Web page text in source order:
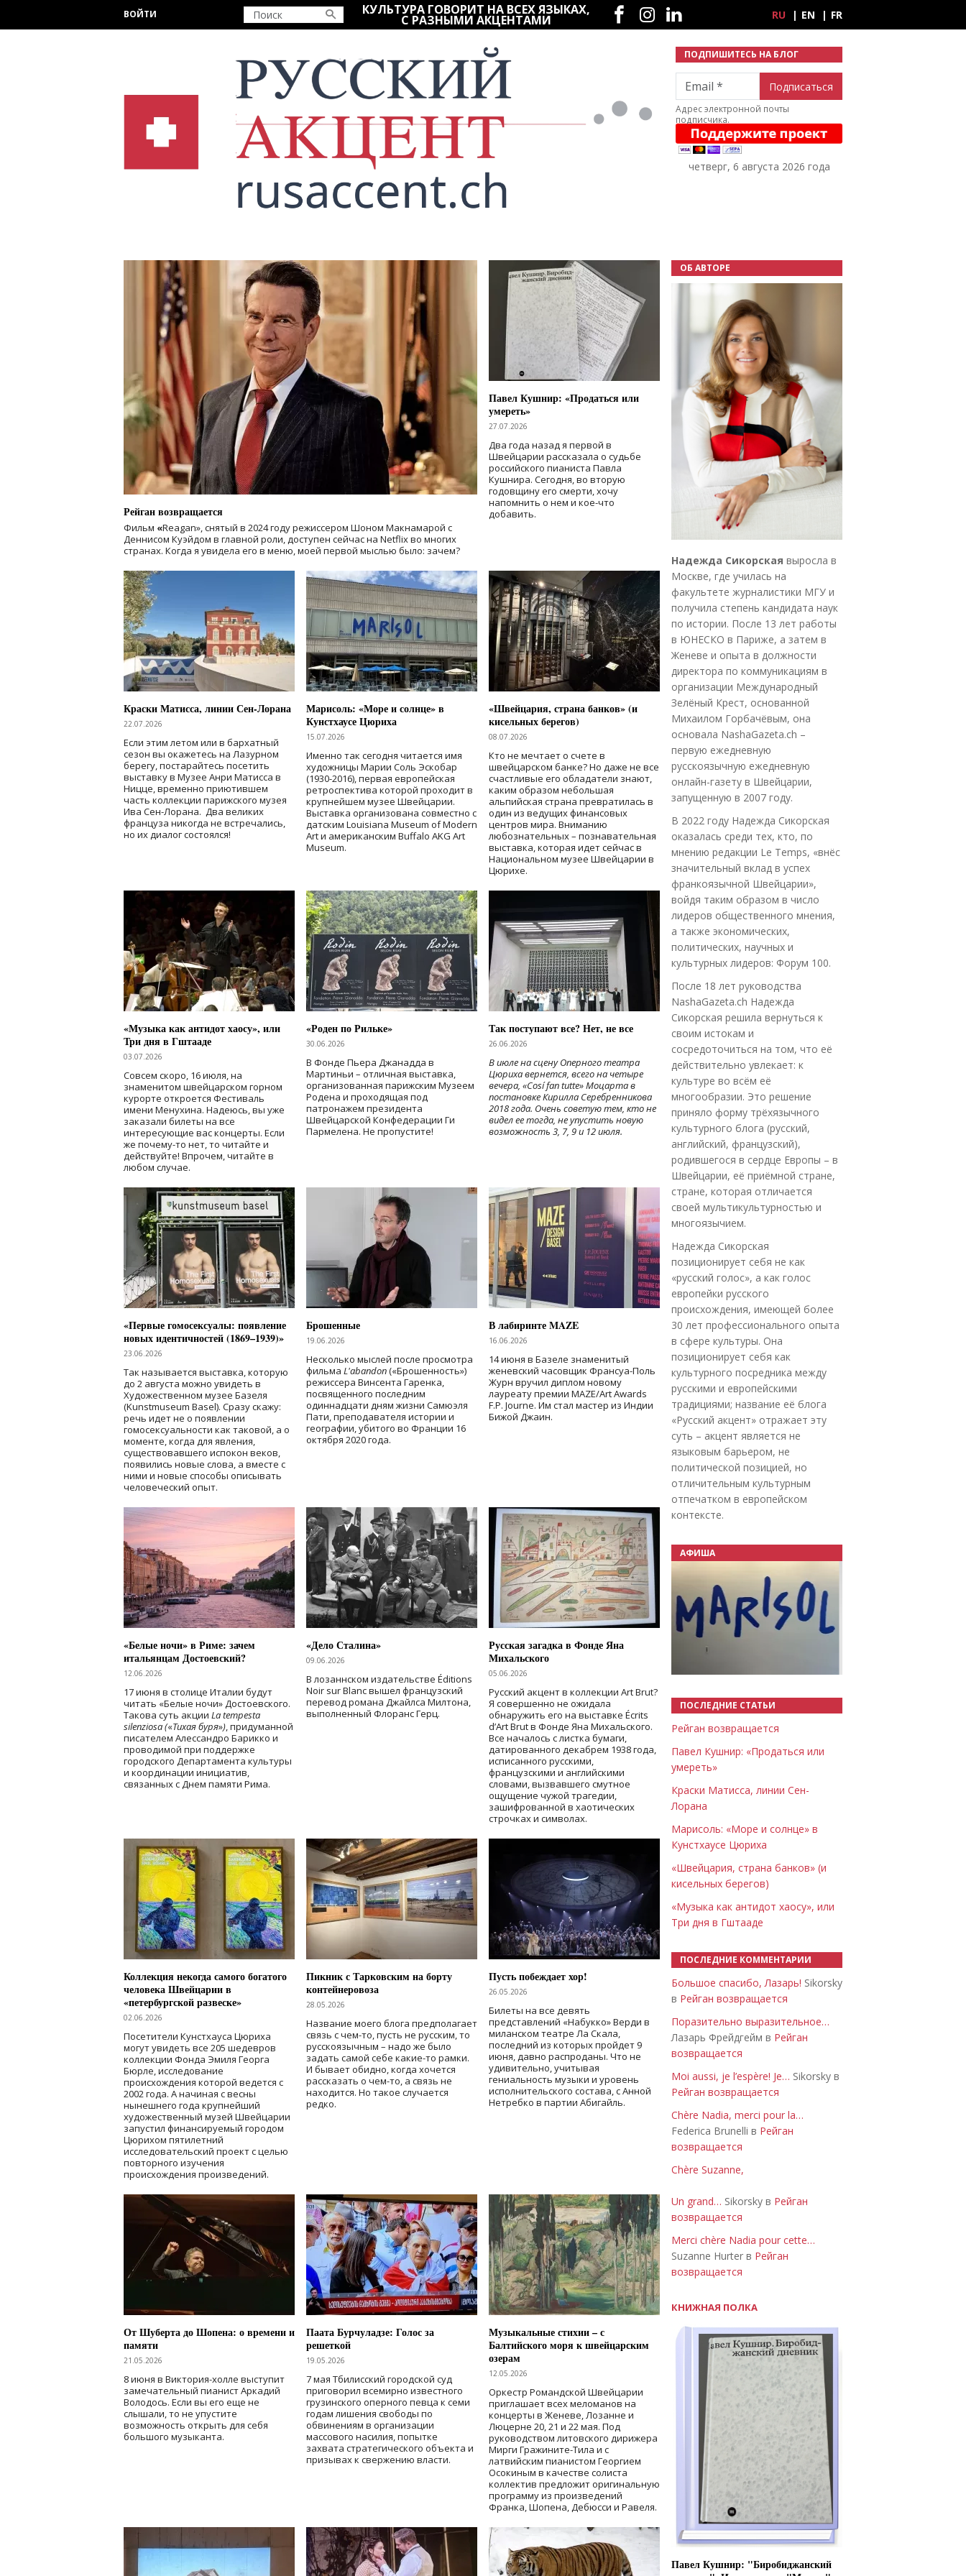
ВОЙТИ КУЛЬТУРА ГОВОРИТ НА ВСЕХ ЯЗЫКАХ,
С РАЗНЫМИ АКЦЕНТАМИ
Социальные сети
RU EN FR
ПОДПИШИТЕСЬ НА БЛОГ
Email
Адрес электронной почты
подписчика.
четверг, 6 августа 2026 года
Рейган возвращается
Фильм «Reagan», снятый в 2024 годурежиссером Шоном Макнамарой с
Деннисом Куэйдом в главной роли, доступен сейчас на Netflix во многих
странах. Когда я увидела его в меню, моей первой мыслью было: зачем?
Павел Кушнир: «Продаться или
умереть»
27.07.2026
Два года назад я первой в
Швейцарии рассказала о судьбе
российского пианиста Павла
Кушнира. Сегодня, во вторую
годовщину его смерти, хочу
напомнить о нем и кое-что
добавить.
Краски Матисса, линии Сен-Лорана
22.07.2026
Если этим летом или в бархатный
сезон вы окажетесь на Лазурном
берегу, постарайтесь посетить
выставку в Музее Анри Матисса в
Ницце, временно приютившем
часть коллекции парижского музея
Ива Сен-Лорана. Два великих
француза никогда не встречались,
но их диалог состоялся!
Марисоль: «Море и солнце» в
Кунстхаусе Цюриха
15.07.2026
Именно так сегодня читается имя
художницы Марии Соль Эскобар
(1930-2016), первая европейская
ретроспектива которой проходит в
крупнейшем музее Швейцарии.
Выставка организована совместно с
датским Louisiana Museum of Modern
Art и американским Buffalo AKG Art
Museum.
«Швейцария, страна банков» (и
кисельных берегов)
08.07.2026
Кто не мечтает о счете в
швейцарском банке? Но даже не все
счастливые его обладатели знают,
каким образом небольшая
альпийская страна превратилась в
один из ведущих финансовых
центров мира. Вниманию
любознательных – познавательная
выставка, которая идет сейчас в
Национальном музее Швейцарии в
Цюрихе.
«Музыка как антидот хаосу», или
Три дня в Гштааде
03.07.2026
Совсем скоро, 16 июля, на
знаменитом швейцарском горном
курорте откроется Фестиваль
имени Менухина. Надеюсь, вы уже
заказали билеты на все
интересующие вас концерты. Если
же почему-то нет, то читайте и
действуйте! Впрочем, читайте в
любом случае.
«Роден по Рильке»
30.06.2026
В Фонде Пьера Джанадда в
Мартиньи – отличная выставка,
организованная парижским Музеем
Родена и проходящая под
патронажем президента
Швейцарской Конфедерации Ги
Пармелена. Не пропустите!
Так поступают все? Нет, не все
26.06.2026
В июле на сцену Оперного театра
Цюриха вернется, всего на четыре
вечера, «Cosí fan tutte» Моцарта в
постановке Кирилла Серебренникова
2018 года. Очень советую тем, кто не
видел ее тогда, не упустить новую
возможность 3, 7, 9 и 12 июля.
«Первые гомосексуалы: появление
новых идентичностей (1869–1939)»
23.06.2026
Так называется выставка, которую
до 2 августа можно увидеть в
Художественном музее Базеля
(Kunstmuseum Basel). Сразу скажу:
речь идет не о появлении
гомосексуальности как таковой, а о
моменте, когда для явления,
существовавшего испокон веков,
появились новые слова, а вместе с
ними и новые способы описывать
человеческий опыт.
Брошенные
19.06.2026
Несколько мыслей после просмотра
фильма L'abandon(«Брошенность»)
режиссера Винсента Гаренка,
посвященного последним
одиннадцати дням жизни Самюэля
Пати, преподавателя истории и
географии, убитого во Франции 16
октября 2020 года.
В лабиринте MAZE
16.06.2026
14 июня в Базеле знаменитый
женевский часовщик Франсуа-Поль
Журн вручил диплом новому
лауреату премии MAZE/Art Awards
F.P. Journe. Им стал мастер из Индии
Бижой Джаин.
«Белые ночи» в Риме: зачем
итальянцам Достоевский?
12.06.2026
17 июня в столице Италии будут
читать «Белые ночи» Достоевского.
Такова суть акции La tempesta
silenziosa («Тихая буря»), придуманной
писателем Алессандро Барикко и
проводимой при поддержке
городского Департамента культуры
и координации инициатив,
связанных с Днем памяти Рима.
«Дело Сталина»
09.06.2026
В лозаннском издательстве Éditions
Noir sur Blanc вышел французский
перевод романа Джайлса Милтона,
выполненный Флоранс Герц.
Русская загадка в Фонде Яна
Михальского
05.06.2026
Русский акцент в коллекции Art Brut?
Я совершенно не ожидала
обнаружить его на выставке Écrits
d’Art Brut в Фонде Яна Михальского.
Все началось с листка бумаги,
датированного декабрем 1938 года,
исписанного русскими,
французскими и английскими
словами, вызвавшего смутное
ощущение чужой трагедии,
зашифрованной в хаотических
строчках и символах.
Коллекция некогда самого богатого
человека Швейцарии в
«петербургской развеске»
02.06.2026
Посетители Кунстхауса Цюриха
могут увидеть все 205 шедевров
коллекции Фонда Эмиля Георга
Бюрле, исследование
происхождения которой ведется с
2002 года. А начиная с весны
нынешнего года крупнейший
художественный музей Швейцарии
запустил финансируемый городом
Цюрихом пятилетний
исследовательский проект с целью
повторного изучения
происхождения произведений.
Пикник с Тарковским на борту
контейнеровоза
28.05.2026
Название моего блога предполагает
связь с чем-то, пусть не русским, то
русскоязычным – надо же было
задать самой себе какие-то рамки.
И бывает обидно, когда хочется
рассказать о чем-то, а связь не
находится. Но такое случается
редко.
Пусть побеждает хор!
26.05.2026
Билеты на все девять
представлений «Набукко» Верди в
миланском театре Ла Скала,
последний из которых пройдет 9
июня, давно распроданы. Что не
удивительно, учитывая
гениальность музыки и уровень
исполнительского состава, с Анной
Нетребко в партии Абигайль.
От Шуберта до Шопена: о времени и
памяти
21.05.2026
8 июня в Виктория-холле выступит
замечательный пианист Аркадий
Володось. Если вы его еще не
слышали, то не упустите
возможность открыть для себя
большого музыканта.
Паата Бурчуладзе: Голос за
решеткой
19.05.2026
7 мая Тбилисский городской суд
приговорил всемирно известного
грузинского оперного певца к семи
годам лишения свободы по
обвинениям в организации
массового насилия, попытке
захвата стратегического объекта и
призывах к свержению власти.
Музыкальные стихии – с
Балтийского моря к швейцарским
озерам
12.05.2026
Оркестр Романдской Швейцарии
приглашает всех меломанов на
концерты в Женеве, Лозанне и
Люцерне 20, 21 и 22 мая. Под
руководством литовского дирижера
Мирги Гражините-Тила и с
латвийским пианистом Георгием
Осокиным в качестве солиста
коллектив предложит оригинальную
программу из произведений
Франка, Шопена, Дебюсси и Равеля.
ОБ АВТОРЕ
Надежда Сикорская выросла в
Москве, где училась на
факультете журналистики МГУ и
получила степень кандидата наук
по истории. После 13 лет работы
в ЮНЕСКО в Париже, а затем в
Женеве и опыта в должности
директора по коммуникациям в
организации Международный
Зелёный Крест, основанной
Михаилом Горбачёвым, она
основала NashaGazeta.ch –
первую ежедневную
русскоязычную ежедневную
онлайн-газету в Швейцарии,
запущенную в 2007 году.
В 2022 году Надежда Сикорская
оказалась среди тех, кто, по
мнению редакции Le Temps, «внёс
значительный вклад в успех
франкоязычной Швейцарии»,
войдя таким образом в число
лидеров общественного мнения,
а также экономических,
политических, научных и
культурных лидеров: Форум 100.
После 18 лет руководства
NashaGazeta.ch Надежда
Сикорская решила вернуться к
своим истокам и
сосредоточиться на том, что её
действительно увлекает: к
культуре во всём её
многообразии. Это решение
приняло форму трёхязычного
культурного блога (русский,
английский, французский),
родившегося в сердце Европы – в
Швейцарии, её приёмной стране,
стране, которая отличается
своей мультикультурностью и
многоязычием.
Надежда Сикорская
позиционирует себя не как
«русский голос», а как голос
европейки русского
происхождения, имеющей более
30 лет профессионального опыта
в сфере культуры. Она
позиционирует себя как
культурного посредника между
русскими и европейскими
традициями; название её блога
«Русский акцент» отражает эту
суть – акцент является не
языковым барьером, не
политической позицией, но
отличительным культурным
отпечатком в европейском
контексте.
АФИША
ПОСЛЕДНИЕ СТАТЬИ
Рейган возвращается
Павел Кушнир: «Продаться или
умереть»
Краски Матисса, линии Сен-
Лорана
Марисоль: «Море и солнце» в
Кунстхаусе Цюриха
«Швейцария, страна банков» (и
кисельных берегов)
«Музыка как антидот хаосу», или
Три дня в Гштааде
ПОСЛЕДНИЕ КОММЕНТАРИИ
Большое спасибо, Лазарь! Sikorsky
в Рейган возвращается
Поразительно выразительное…
Лазарь Фрейдгейм в Рейган
возвращается
Moi aussi, je l’espère! Je… Sikorsky в
Рейган возвращается
Chère Nadia, merci pour la…
Federica Brunelli в Рейган
возвращается
Chère Suzanne,
Un grand… Sikorsky в Рейган
возвращается
Merci chère Nadia pour cette…
Suzanne Hurter в Рейган
возвращается
КНИЖНАЯ ПОЛКА
Павел Кушнир: "Биробиджанский